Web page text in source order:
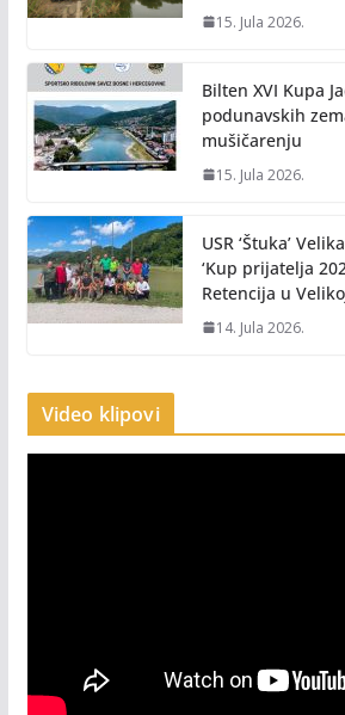
15. Jula 2026.
Bilten XVI Kupa
podunavskih
mušičarenju
15. Jula 2026.
USR ‘Štuka’
‘Kup prijatelja
Retencija u
14. Jula 2026.
Video klipovi